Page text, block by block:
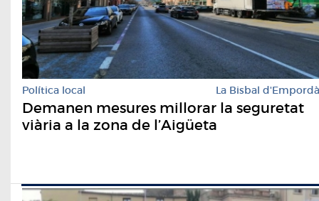
Política local La Bisbal d'Empordà
Demanen mesures millorar la seguretat
viària a la zona de l’Aigüeta